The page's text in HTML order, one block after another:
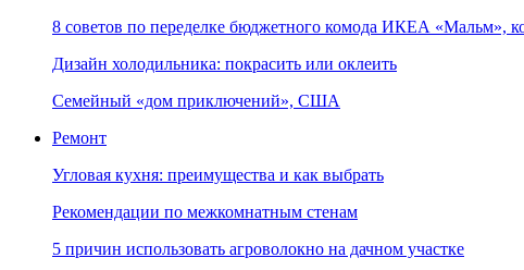
8 cоветов по переделке бюджетного комода ИКЕА «Мальм»,
Дизайн холодильника: покрасить или оклеить
Семейный «дом приключений», США
Ремонт
Угловая кухня: преимущества и как выбрать
Рекомендации по межкомнатным стенам
5 причин использовать агроволокно на дачном участке